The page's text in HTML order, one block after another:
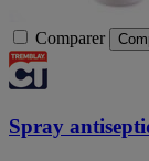
Comparer
Spray